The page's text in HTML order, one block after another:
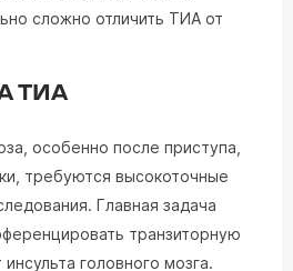
сложно отличить ТИА от
ТИА
особенно после приступа,
требуются высокоточные
Главная задача
транзиторную
головного мозга.